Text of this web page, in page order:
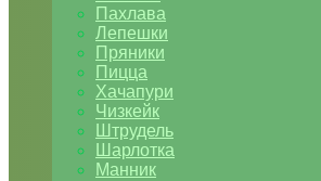
Пахлава
Лепешки
Пряники
Пицца
Хачапури
Чизкейк
Штрудель
Шарлотка
Манник